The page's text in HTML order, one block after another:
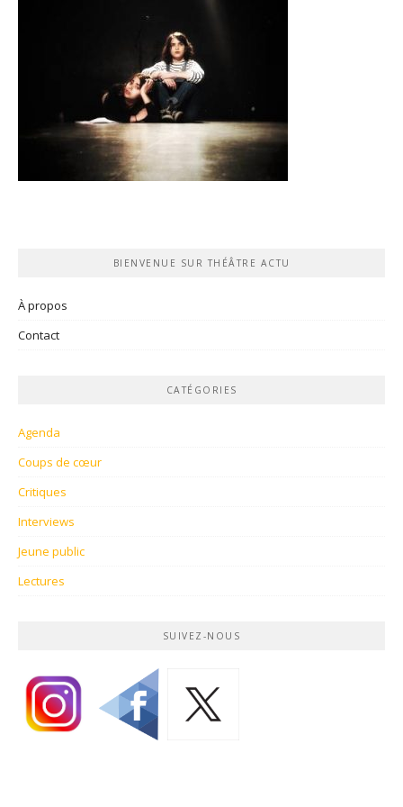
BIENVENUE SUR THÉÂTRE ACTU
À propos
Contact
CATÉGORIES
Agenda
Coups de cœur
Critiques
Interviews
Jeune public
Lectures
SUIVEZ-NOUS